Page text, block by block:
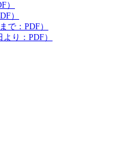
）
）
で：PDF）
り：PDF）